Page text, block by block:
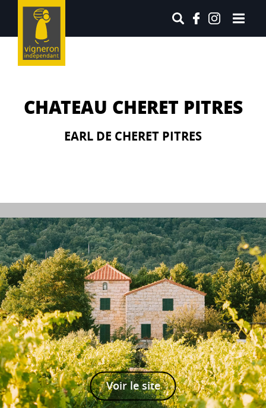
CHATEAU CHERET PITRES
EARL DE CHERET PITRES
Voir le site